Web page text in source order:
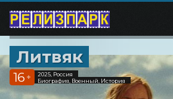
Литвяк
16 +
2025, Россия
Биография, Военный, История